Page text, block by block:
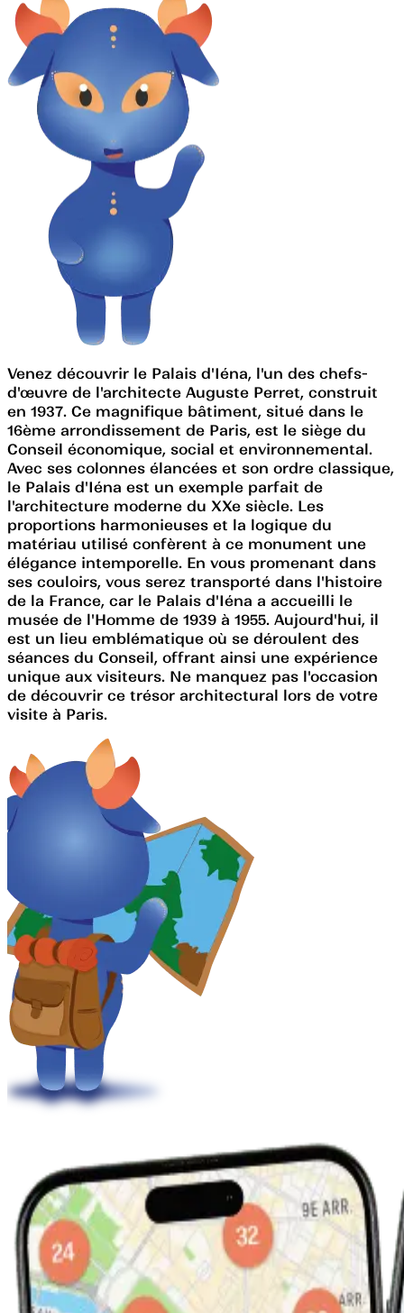
Venez découvrir le Palais d'Iéna, l'un des chefs-
d'œuvre de l'architecte Auguste Perret, construit
en 1937. Ce magnifique bâtiment, situé dans le
16ème arrondissement de Paris, est le siège du
Conseil économique, social et environnemental.
Avec ses colonnes élancées et son ordre classique,
le Palais d'Iéna est un exemple parfait de
l'architecture moderne du XXe siècle. Les
proportions harmonieuses et la logique du
matériau utilisé confèrent à ce monument une
élégance intemporelle. En vous promenant dans
ses couloirs, vous serez transporté dans l'histoire
de la France, car le Palais d'Iéna a accueilli le
musée de l'Homme de 1939 à 1955. Aujourd'hui, il
est un lieu emblématique où se déroulent des
séances du Conseil, offrant ainsi une expérience
unique aux visiteurs. Ne manquez pas l'occasion
de découvrir ce trésor architectural lors de votre
visite à Paris.